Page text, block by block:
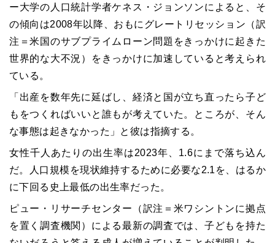
ー大学の人口統計学者ケネス・ジョンソンによると、そ
の傾向は2008年以降、おもにグレートリセッション（訳
注＝米国のサブプライムローン問題をきっかけに起きた
世界的な大不況）をきっかけに加速していると考えられ
ている。
「出産を数年先に延ばし、経済と国が立ち直ったら子ど
もをつくればいいと誰もが考えていた。ところが、そん
な事態は起きなかった」と彼は指摘する。
女性千人あたりの出生率は2023年、1.6にまで落ち込ん
だ。人口規模を現状維持するために必要な2.1を、はるか
に下回る史上最低の出生率だった。
ピュー・リサーチセンター（訳注＝米ワシントンに拠点
を置く調査機関）による最新の調査では、子どもを持た